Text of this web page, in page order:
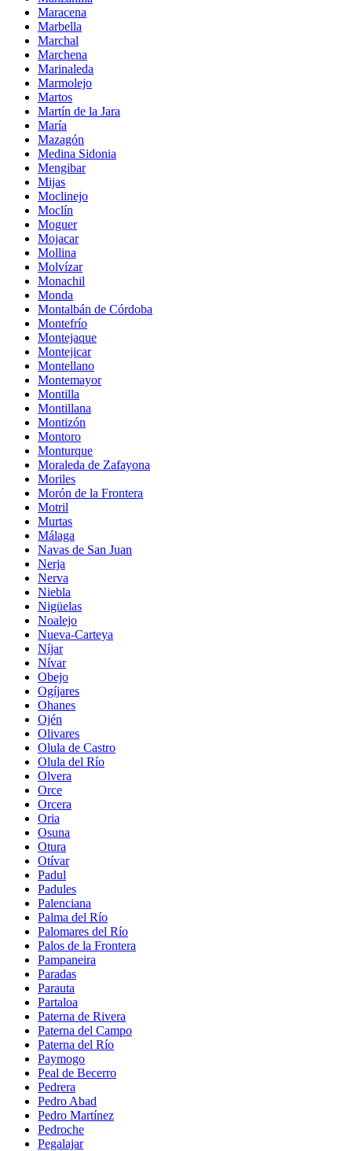
Maracena
Marbella
Marchal
Marchena
Marinaleda
Marmolejo
Martos
Martín de la Jara
María
Mazagón
Medina Sidonia
Mengibar
Mijas
Moclinejo
Moclín
Moguer
Mojacar
Mollina
Molvízar
Monachil
Monda
Montalbán de Córdoba
Montefrío
Montejaque
Montejicar
Montellano
Montemayor
Montilla
Montillana
Montizón
Montoro
Monturque
Moraleda de Zafayona
Moriles
Morón de la Frontera
Motril
Murtas
Málaga
Navas de San Juan
Nerja
Nerva
Niebla
Nigüelas
Noalejo
Nueva-Carteya
Níjar
Nívar
Obejo
Ogíjares
Ohanes
Ojén
Olivares
Olula de Castro
Olula del Río
Olvera
Orce
Orcera
Oria
Osuna
Otura
Otívar
Padul
Padules
Palenciana
Palma del Río
Palomares del Río
Palos de la Frontera
Pampaneira
Paradas
Parauta
Partaloa
Paterna de Rivera
Paterna del Campo
Paterna del Río
Paymogo
Peal de Becerro
Pedrera
Pedro Abad
Pedro Martínez
Pedroche
Pegalajar